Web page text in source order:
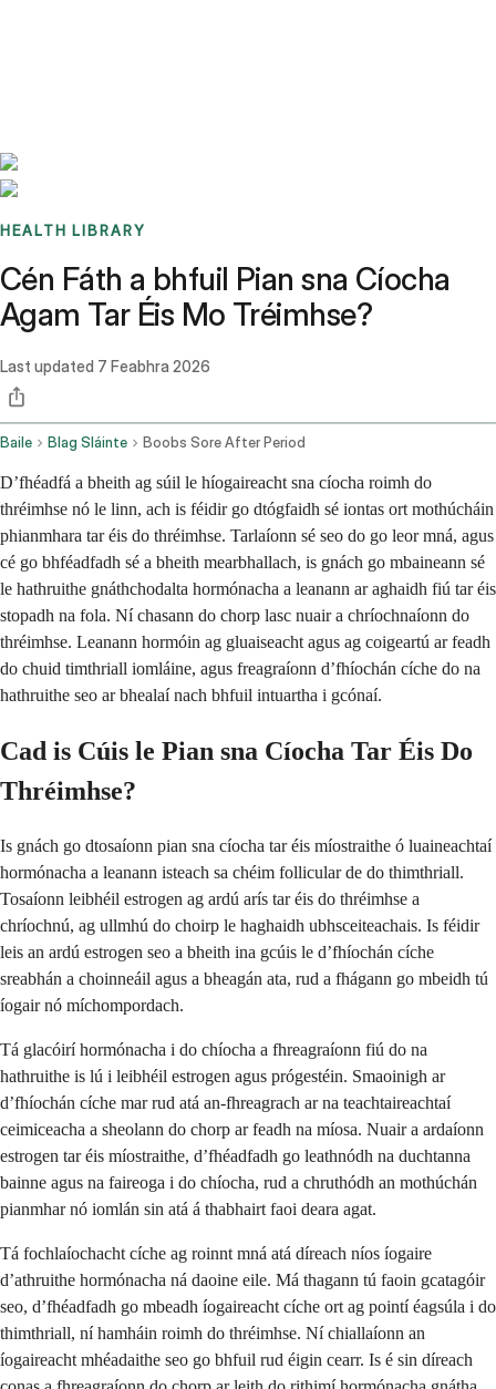
HEALTH LIBRARY
Cén Fáth a bhfuil Pian sna Cíocha
Agam Tar Éis Mo Tréimhse?
Last updated 7 Feabhra 2026
Baile Blag Sláinte Boobs Sore After Period
D’fhéadfá a bheith ag súil le híogaireacht sna cíocha roimh do
thréimhse nó le linn, ach is féidir go dtógfaidh sé iontas ort mothúcháin
phianmhara tar éis do thréimhse. Tarlaíonn sé seo do go leor mná, agus
cé go bhféadfadh sé a bheith mearbhallach, is gnách go mbaineann sé
le hathruithe gnáthchodalta hormónacha a leanann ar aghaidh fiú tar éis
stopadh na fola. Ní chasann do chorp lasc nuair a chríochnaíonn do
thréimhse. Leanann hormóin ag gluaiseacht agus ag coigeartú ar feadh
do chuid timthriall iomláine, agus freagraíonn d’fhíochán cíche do na
hathruithe seo ar bhealaí nach bhfuil intuartha i gcónaí.
Cad is Cúis le Pian sna Cíocha Tar Éis Do
Thréimhse?
Is gnách go dtosaíonn pian sna cíocha tar éis míostraithe ó luaineachtaí
hormónacha a leanann isteach sa chéim follicular de do thimthriall.
Tosaíonn leibhéil estrogen ag ardú arís tar éis do thréimhse a
chríochnú, ag ullmhú do choirp le haghaidh ubhsceiteachais. Is féidir
leis an ardú estrogen seo a bheith ina gcúis le d’fhíochán cíche
sreabhán a choinneáil agus a bheagán ata, rud a fhágann go mbeidh tú
íogair nó míchompordach.
Tá glacóirí hormónacha i do chíocha a fhreagraíonn fiú do na
hathruithe is lú i leibhéil estrogen agus prógestéin. Smaoinigh ar
d’fhíochán cíche mar rud atá an-fhreagrach ar na teachtaireachtaí
ceimiceacha a sheolann do chorp ar feadh na míosa. Nuair a ardaíonn
estrogen tar éis míostraithe, d’fhéadfadh go leathnódh na duchtanna
bainne agus na faireoga i do chíocha, rud a chruthódh an mothúchán
pianmhar nó iomlán sin atá á thabhairt faoi deara agat.
Tá fochlaíochacht cíche ag roinnt mná atá díreach níos íogaire
d’athruithe hormónacha ná daoine eile. Má thagann tú faoin gcatagóir
seo, d’fhéadfadh go mbeadh íogaireacht cíche ort ag pointí éagsúla i do
thimthriall, ní hamháin roimh do thréimhse. Ní chiallaíonn an
íogaireacht mhéadaithe seo go bhfuil rud éigin cearr. Is é sin díreach